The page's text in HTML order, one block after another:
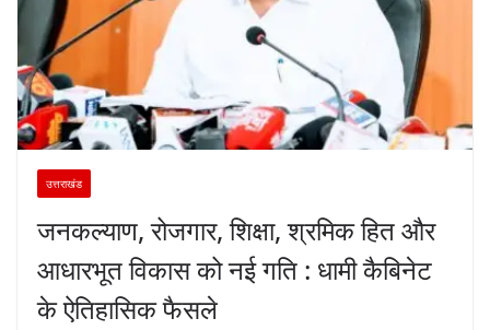
उत्तराखंड
जनकल्याण, रोजगार, शिक्षा, श्रमिक हित और
आधारभूत विकास को नई गति : धामी कैबिनेट
के ऐतिहासिक फैसले